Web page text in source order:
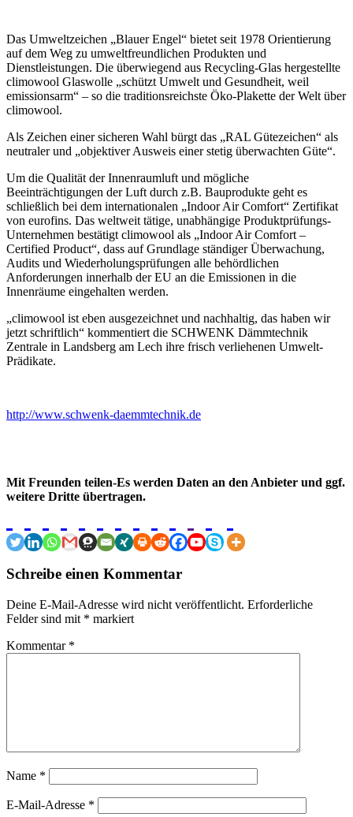
Das Umweltzeichen „Blauer Engel“ bietet seit 1978 Orientierung
auf dem Weg zu umweltfreundlichen Produkten und
Dienstleistungen. Die überwiegend aus Recycling-Glas hergestellte
climowool Glaswolle „schützt Umwelt und Gesundheit, weil
emissionsarm“ – so die traditionsreichste Öko-Plakette der Welt über
climowool.
Als Zeichen einer sicheren Wahl bürgt das „RAL Gütezeichen“ als
neutraler und „objektiver Ausweis einer stetig überwachten Güte“.
Um die Qualität der Innenraumluft und mögliche
Beeinträchtigungen der Luft durch z.B. Bauprodukte geht es
schließlich bei dem internationalen „Indoor Air Comfort“ Zertifikat
von eurofins. Das weltweit tätige, unabhängige Produktprüfungs-
Unternehmen bestätigt climowool als „Indoor Air Comfort –
Certified Product“, dass auf Grundlage ständiger Überwachung,
Audits und Wiederholungsprüfungen alle behördlichen
Anforderungen innerhalb der EU an die Emissionen in die
Innenräume eingehalten werden.
„climowool ist eben ausgezeichnet und nachhaltig, das haben wir
jetzt schriftlich“ kommentiert die SCHWENK Dämmtechnik
Zentrale in Landsberg am Lech ihre frisch verliehenen Umwelt-
Prädikate.
http://www.schwenk-daemmtechnik.de
Mit Freunden teilen-Es werden Daten an den Anbieter und ggf.
weitere Dritte übertragen.
Schreibe einen Kommentar
Deine E-Mail-Adresse wird nicht veröffentlicht. Erforderliche
Felder sind mit * markiert
Kommentar *
Name *
E-Mail-Adresse *